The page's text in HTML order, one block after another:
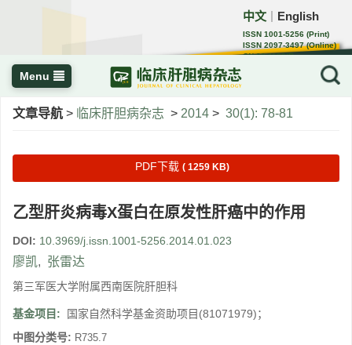
中文 English
ISSN 1001-5256 (Print)
ISSN 2097-3497 (Online)
CN 22-1108/R
Menu
文章导航 > 临床肝胆病杂志 > 2014 > 30(1): 78-81
PDF下载 ( 1259 KB)
乙型肝炎病毒X蛋白在原发性肝癌中的作用
DOI: 10.3969/j.issn.1001-5256.2014.01.023
廖凯, 张雷达
第三军医大学附属西南医院肝胆科
基金项目:
国家自然科学基金资助项目(81071979)；
中图分类号: R735.7